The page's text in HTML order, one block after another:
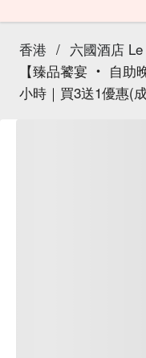
香港 / 六國酒店
【臻品饕宴 ‧ 自助
小時｜買3送1優惠(